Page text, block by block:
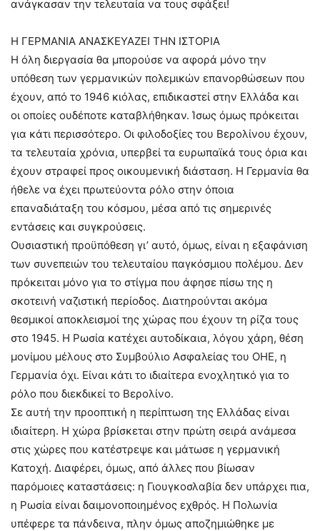
ανάγκασαν την τελευταία να τους σφάξει!
Η ΓΕΡΜΑΝΙΑ ΑΝΑΣΚΕΥΑΖΕΙ ΤΗΝ ΙΣΤΟΡΙΑ
Η όλη διεργασία θα μπορούσε να αφορά μόνο την
υπόθεση των γερμανικών πολεμικών επανορθώσεων που
έχουν, από το 1946 κιόλας, επιδικαστεί στην Ελλάδα και
οι οποίες ουδέποτε καταβλήθηκαν. Ίσως όμως πρόκειται
για κάτι περισσότερο. Οι φιλοδοξίες του Βερολίνου έχουν,
τα τελευταία χρόνια, υπερβεί τα ευρωπαϊκά τους όρια και
έχουν στραφεί προς οικουμενική διάσταση. Η Γερμανία θα
ήθελε να έχει πρωτεύοντα ρόλο στην όποια
επαναδιάταξη του κόσμου, μέσα από τις σημερινές
εντάσεις και συγκρούσεις.
Ουσιαστική προϋπόθεση γι’ αυτό, όμως, είναι η εξαφάνιση
των συνεπειών του τελευταίου παγκόσμιου πολέμου. Δεν
πρόκειται μόνο για το στίγμα που άφησε πίσω της η
σκοτεινή ναζιστική περίοδος. Διατηρούνται ακόμα
θεσμικοί αποκλεισμοί της χώρας που έχουν τη ρίζα τους
στο 1945. Η Ρωσία κατέχει αυτοδίκαια, λόγου χάρη, θέση
μονίμου μέλους στο Συμβούλιο Ασφαλείας του ΟΗΕ, η
Γερμανία όχι. Είναι κάτι το ιδιαίτερα ενοχλητικό για το
ρόλο που διεκδικεί το Βερολίνο.
Σε αυτή την προοπτική η περίπτωση της Ελλάδας είναι
ιδιαίτερη. Η χώρα βρίσκεται στην πρώτη σειρά ανάμεσα
στις χώρες που κατέστρεψε και μάτωσε η γερμανική
Κατοχή. Διαφέρει, όμως, από άλλες που βίωσαν
παρόμοιες καταστάσεις: η Γιουγκοσλαβία δεν υπάρχει πια,
η Ρωσία είναι δαιμονοποιημένος εχθρός. Η Πολωνία
υπέφερε τα πάνδεινα, πλην όμως αποζημιώθηκε με